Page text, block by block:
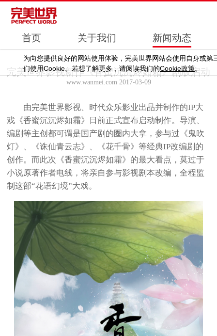
为向您提供良好的网站使用体验，完美世界网站会使用自身或第
们使用Cookie。若想了解更多，请阅读我们的Cookie政策。
首页 关于我们 新闻动态
完美世界影视新作《香蜜沉沉烬如霜》剧版启动
www.wanmei.com 2017-03-09
由完美世界影视、时代众乐影业出品并制作的IP大
戏《香蜜沉沉烬如霜》日前正式宣布启动制作。导演、
编剧等主创都可谓是国产剧的圈内大拿，参与过《鬼吹
灯》、《诛仙青云志》、《花千骨》等经典IP改编剧的
创作。而此次《香蜜沉沉烬如霜》的最大看点，莫过于
小说原著作者电线，将亲自参与影视剧本改编，全程监
制这部“花语幻境”大戏。